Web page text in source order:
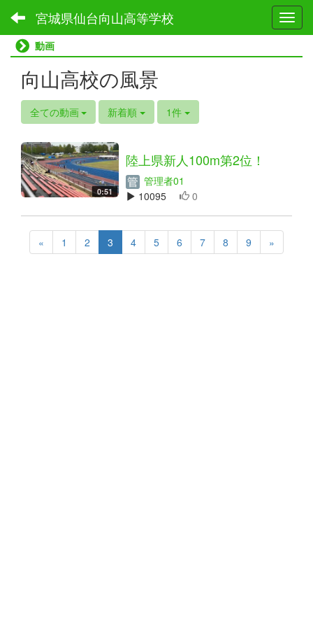
宮城県仙台向山高等学校
動画
向山高校の風景
全ての動画 新着順 1件
0:51
陸上県新人100m第2位！
管理者01
10095
0
« 1 2 3 4 5 6 7 8 9 »